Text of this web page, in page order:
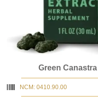
Green
NCM: 0410.90.00